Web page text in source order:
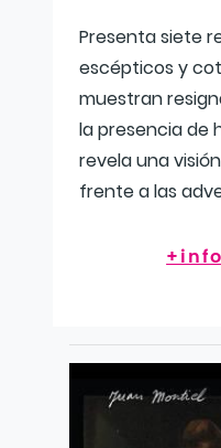
Presenta siete
escépticos y
muestran
la presencia de
revela una
frente a las